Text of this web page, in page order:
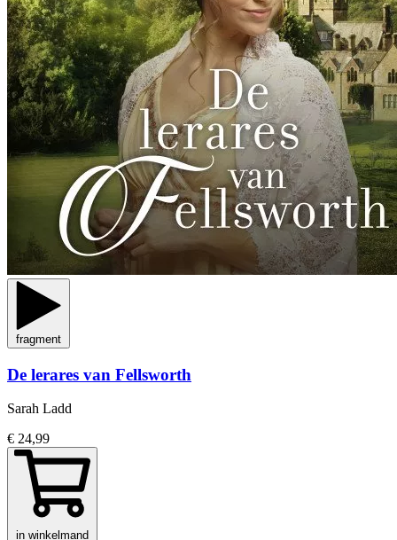
fragment
De lerares van Fellsworth
Sarah Ladd
€ 24,99
in winkelmand